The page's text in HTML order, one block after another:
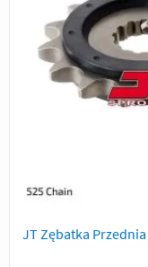
JT Zębatka